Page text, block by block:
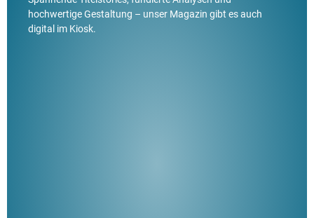
hochwertige Gestaltung – unser Magazin gibt es auch
digital im Kiosk.